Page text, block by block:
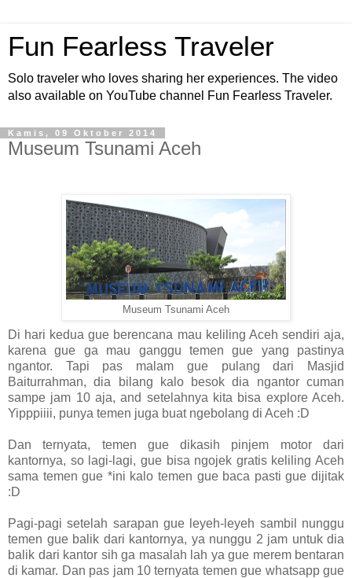
Fun Fearless Traveler
Solo traveler who loves sharing her experiences. The video
also available on YouTube channel Fun Fearless Traveler.
Kamis, 09 Oktober 2014
Museum Tsunami Aceh
Museum Tsunami Aceh
Di hari kedua gue berencana mau keliling Aceh sendiri aja,
karena gue ga mau ganggu temen gue yang pastinya
ngantor. Tapi pas malam gue pulang dari Masjid
Baiturrahman, dia bilang kalo besok dia ngantor cuman
sampe jam 10 aja, and setelahnya kita bisa explore Aceh.
Yipppiiii, punya temen juga buat ngebolang di Aceh :D
Dan ternyata, temen gue dikasih pinjem motor dari
kantornya, so lagi-lagi, gue bisa ngojek gratis keliling Aceh
sama temen gue *ini kalo temen gue baca pasti gue dijitak
:D
Pagi-pagi setelah sarapan gue leyeh-leyeh sambil nunggu
temen gue balik dari kantornya, ya nunggu 2 jam untuk dia
balik dari kantor sih ga masalah lah ya gue merem bentaran
di kamar. Dan pas jam 10 ternyata temen gue whatsapp gue